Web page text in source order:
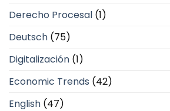
Derecho Procesal (1)
Deutsch (75)
Digitalización (1)
Economic Trends (42)
English (47)